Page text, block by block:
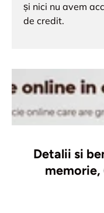
și nici nu avem
de credit.
Detalii si